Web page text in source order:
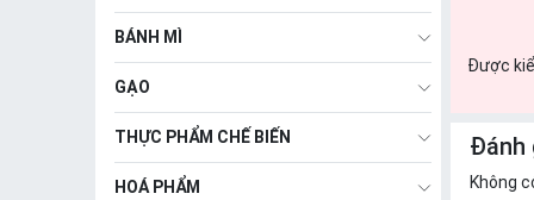
BÁNH MÌ
GẠO
THỰC PHẨM CHẾ BIẾN
HOÁ PHẨM
Được
Đánh
Không